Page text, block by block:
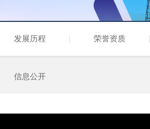
发展历程 荣誉资质
信息公开